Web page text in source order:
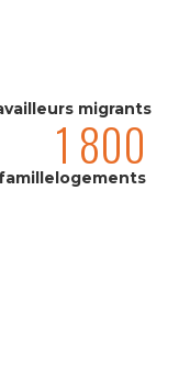
migrants
1 800
logements